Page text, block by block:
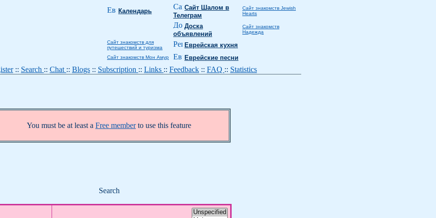
Календарь
Сайт Шалом в
Телеграм
Сайт знакомств Jewish
Hearts
Доска
объявлений
Сайт знакомств
Надежда
Сайт знакомств для
путешествий и туризма
Еврейская кухня
Сайт знакомств Мон Амур Еврейские песни
:: Search :: Chat :: Blogs :: Subscription :: Links :: Feedback :: FAQ :: Statistics
You must be at least a Free memberto use this feature
Search